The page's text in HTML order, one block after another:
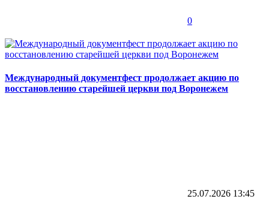
0
Международный документфест продолжает акцию по
восстановлению старейшей церкви под Воронежем
25.07.2026 13:45